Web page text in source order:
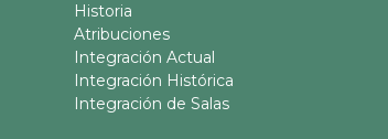
Historia
Atribuciones
Integración Actual
Integración Histórica
Integración de Salas